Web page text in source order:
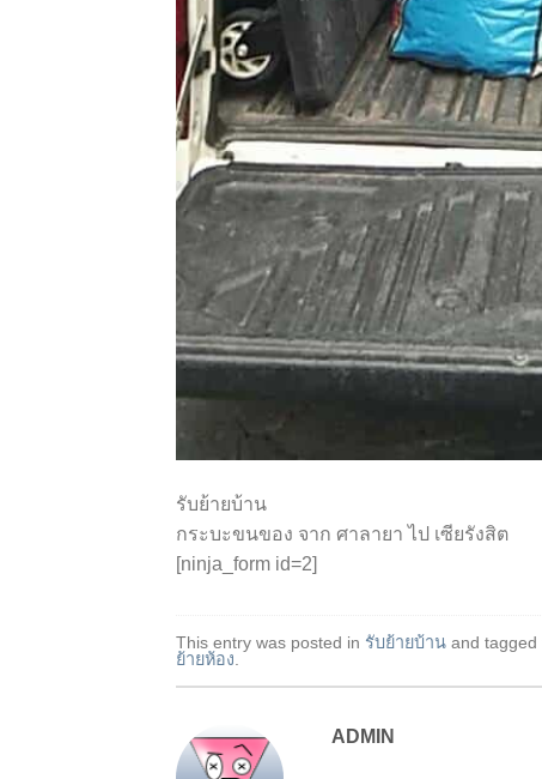
รับย้ายบ้าน
กระบะขนของ จาก ศาลายา ไป เซียรังสิต
[ninja_form id=2]
This entry was posted in รับย้ายบ้าน and tagged
ย้ายห้อง
ADMIN